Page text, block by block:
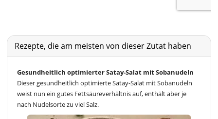
Rezepte, die am meisten von dieser Zutat haben
Gesundheitlich optimierter Satay-Salat mit Sobanudeln
Dieser gesundheitlich optimierte Satay-Salat mit Sobanudeln
weist nun ein gutes Fettsäureverhältnis auf, enthält aber je
nach Nudelsorte zu viel Salz.